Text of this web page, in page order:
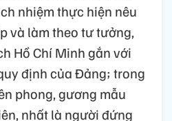
nhiệm thực hiện nêu
và làm theo tư tưởng,
Hồ Chí Minh gắn với
định của Đảng; trong
phong, gương mẫu
nhất là người đứng